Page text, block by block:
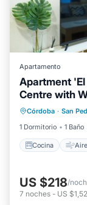
Apartamento
Apartment
Centre with
Córdoba · San
1 Dormitorio
1 Baño
Cocina
Cocina
Se
US $218/
7 noches - US